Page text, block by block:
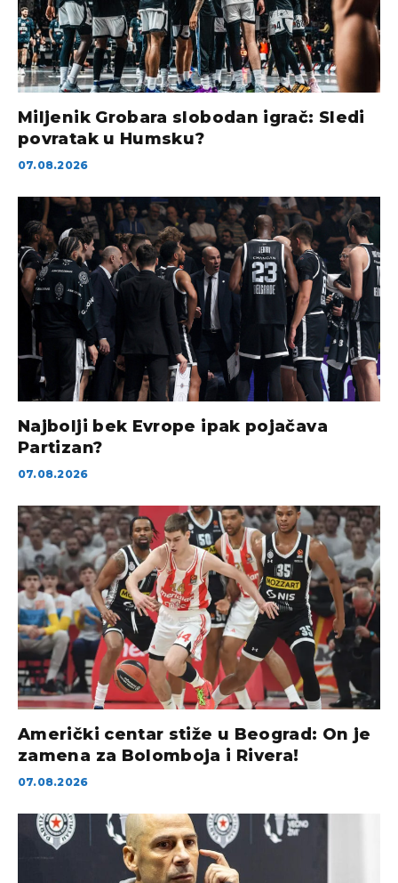
Miljenik Grobara slobodan igrač: Sledi
povratak u Humsku?
07.08.2026
Najbolji bek Evrope ipak pojačava
Partizan?
07.08.2026
Američki centar stiže u Beograd: On je
zamena za Bolomboja i Rivera!
07.08.2026